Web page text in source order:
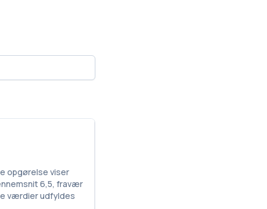
opgørelse viser
6,5, fravær
værdier udfyldes